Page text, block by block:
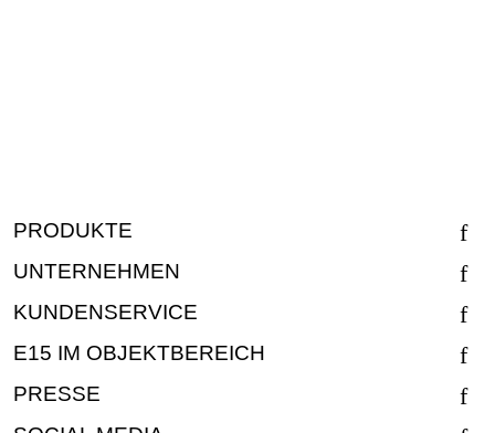
PRODUKTE
UNTERNEHMEN
KUNDENSERVICE
E15 IM OBJEKTBEREICH
PRESSE